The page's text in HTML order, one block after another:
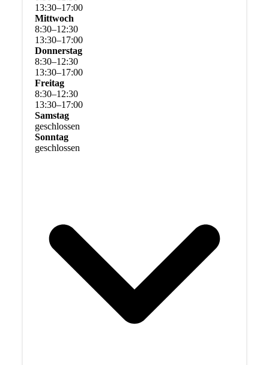
13:30–17:00
Mittwoch
8:30–12:30
13:30–17:00
Donnerstag
8:30–12:30
13:30–17:00
Freitag
8:30–12:30
13:30–17:00
Samstag
geschlossen
Sonntag
geschlossen